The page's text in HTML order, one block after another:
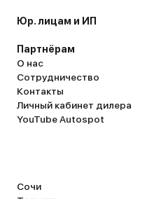
Юр. лицам и ИП
Партнёрам
О нас
Сотрудничество
Контакты
Личный кабинет дилера
YouTube Autospot
Сочи